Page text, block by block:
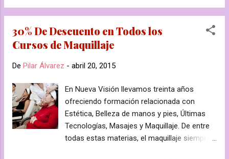
y funcionalmente en dos grupos: tejido
¿Cuál es el responsable de esos
centímetros de más? El tejido adiposo
como el tejido hiperplásico e hipertrófico del
muy grandes, respectivamente) situado en la
capa más profunda de la piel. Esta se
considera como despensa donde la energía
se acumula en forma de triglicéridos.
Estudios recientes indican que el TAB es un
30% De Descuento en Todos los
Cursos de Maquillaje
De Pilar Álvarez - abril 20, 2015
En Nueva Visión llevamos treinta años
ofreciendo formación relacionada con
Estética, Belleza de manos y pies, Últimas
Tecnologías, Masajes y Maquillaje. De entre
todas estas materias, el maquillaje siempre